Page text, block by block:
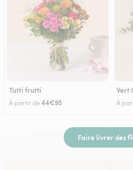
Tutti frutti
À partir de44€95
Vert
À
Faire livrer des